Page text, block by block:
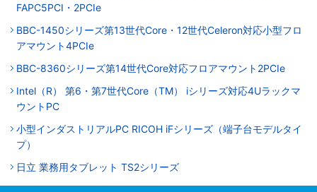
FAPC5PCI・2PCIe
BBC-1450シリーズ第13世代Core・12世代Celeron対応小型フロ
アマウント4PCIe
BBC-8360シリーズ第14世代Core対応フロアマウント2PCIe
Intel（R） 第6・第7世代Core（TM） iシリーズ対応4Uラックマ
ウントPC
小型インダストリアルPC RICOH iFシリーズ（端子台モデルタイ
プ）
日立 業務用タブレット TS2シリーズ